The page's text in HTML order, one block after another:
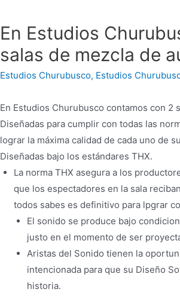
En Estudios
salas de mezcla de
Estudios Churubusco, Estudios
En Estudios Churubusco contamos con 2
Diseñadas para cumplir con todas las
lograr la máxima calidad de cada uno de
Diseñadas bajo los estándares THX.
La norma THX asegura a los
que los espectadores en la sala
todos sabes es definitivo para lpgrar
El sonido se produce bajo
justo en el momento de ser
Aristas del Sonido tienen la
intencionada para que su Diseño
historia.